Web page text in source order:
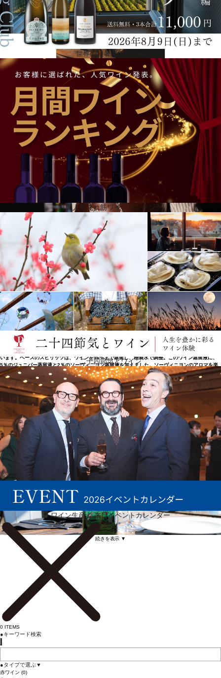
「ソーヴィニヨン」シリーズの完成
フランソワの妻、サビーヌはファッション界出身で、デザイナーとプロダクト・マネージャーとし
てフランソワをサポート。フランソワはサビーヌとともに、彼の幅広い「ソーヴィニヨン」シリー
ズを完成させることができる、ワインの世界とスピリッツの世界をつなぐ、ジンを作ることを考
え、「ソルジン」と命名しました。ソルジンとはバスク語で魔女のことです。バスク地方には伝統
的な村祭りがあり、サビーヌは、そういったお祭りやパーティーによく参加していました。そこで
友人たちは彼女を「ソルジン」と呼んでいました。悪い魔女だからではなく、エネルギッシュで夜
中までパーティーを楽しく盛り上げることができる魔女だったからです。
国際的な高評価
一般的にジンのベースとなるのは、小麦等を原料に作られたスピリッツです。彼らは、ワインベー
スにしました。市販のジンでワイン用の葡萄を使ったのは、彼らが初めてです。ジンには3つのカテ
ゴリーがあります：ジン（フレーバー蒸留酒）、蒸留ジン（複数の蒸留酒のブレンド）、ロンド
ン・ドライジン（複数の蒸留酒をブレンドして再蒸留したもの）。ソルジンは蒸留ジンで、ソーヴ
ィニヨンのアロマのフレッシュさを保っています。蒸留を繰り返すとアロマの強さは失われてしま
います。ベースのスピリッツは、ワインを96%まで蒸留し、精製水で調整。このワイン蒸留液に、
5％のジュニパー蒸留液と2％のソーヴィニヨン蒸留液を加えました。ソーヴィニヨンのアロマを楽
しむために、レモン、ライム、グレープフルーツ、スミレ、オレンジ、カシスの芽、エニシダ、ジ
ュニパーなどの自然のアロマを加えました。2017年に発売されたソルジンと、そしてソーヴィニヨ
ン・ブランを使ったユニークな製法は、すぐに認められ、ブリュッセル・グローバル・コンクール
やパリ国際トロフィーなど国際的なコンクールで数々の賞を受賞しました。
続きを表示 ▼
世界の避暑地ワイン編
月間人気売れ筋ワインランキング
二十四節気とワイン
ワイン生産者 来日イベントカレンダー
0 ITEMS
●キーワード検索
●タイプで選ぶ▼
赤ワイン (0)